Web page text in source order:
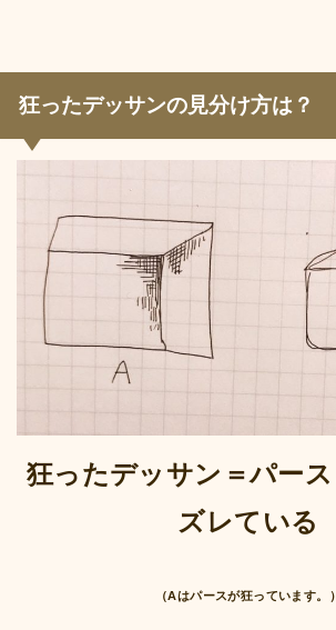
狂ったデッサンの見分け方は？
狂ったデッサン＝パー
ズレている
（Aはパースが狂っています。）